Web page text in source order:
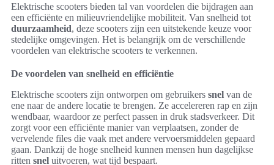
Elektrische scooters bieden tal van voordelen die bijdragen aan
een efficiënte en milieuvriendelijke mobiliteit. Van snelheid tot
duurzaamheid, deze scooters zijn een uitstekende keuze voor
stedelijke omgevingen. Het is belangrijk om de verschillende
voordelen van elektrische scooters te verkennen.
De voordelen van snelheid en efficiëntie
Elektrische scooters zijn ontworpen om gebruikers snel van de
ene naar de andere locatie te brengen. Ze accelereren rap en zijn
wendbaar, waardoor ze perfect passen in druk stadsverkeer. Dit
zorgt voor een efficiënte manier van verplaatsen, zonder de
vervelende files die vaak met andere vervoersmiddelen gepaard
gaan. Dankzij de hoge snelheid kunnen mensen hun dagelijkse
ritten snel uitvoeren, wat tijd bespaart.